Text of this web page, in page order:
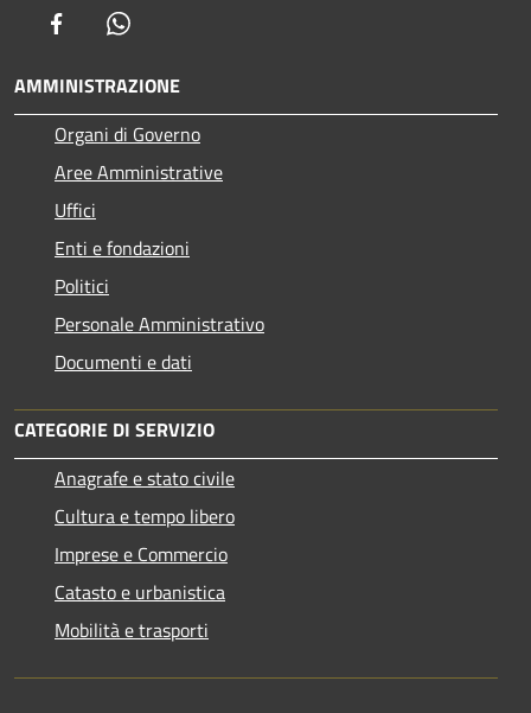
Facebook
AMMINISTRAZIONE
Organi di Governo
Aree Amministrative
Uffici
Enti e fondazioni
Politici
Personale Amministrativo
Documenti e dati
CATEGORIE DI SERVIZIO
Anagrafe e stato civile
Cultura e tempo libero
Imprese e Commercio
Catasto e urbanistica
Mobilità e trasporti